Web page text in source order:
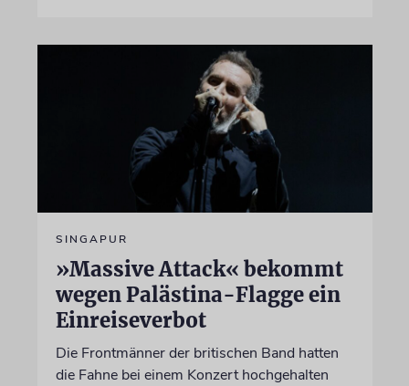
SINGAPUR
»Massive Attack« bekommt
wegen Palästina-Flagge ein
Einreiseverbot
Die Frontmänner der britischen Band hatten
die Fahne bei einem Konzert hochgehalten